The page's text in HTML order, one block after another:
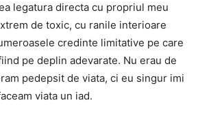
legatura directa cu propriul meu
de toxic, cu ranile interioare
credinte limitative pe care
pe deplin adevarate. Nu erau de
pedepsit de viata, ci eu singur imi
viata un iad.